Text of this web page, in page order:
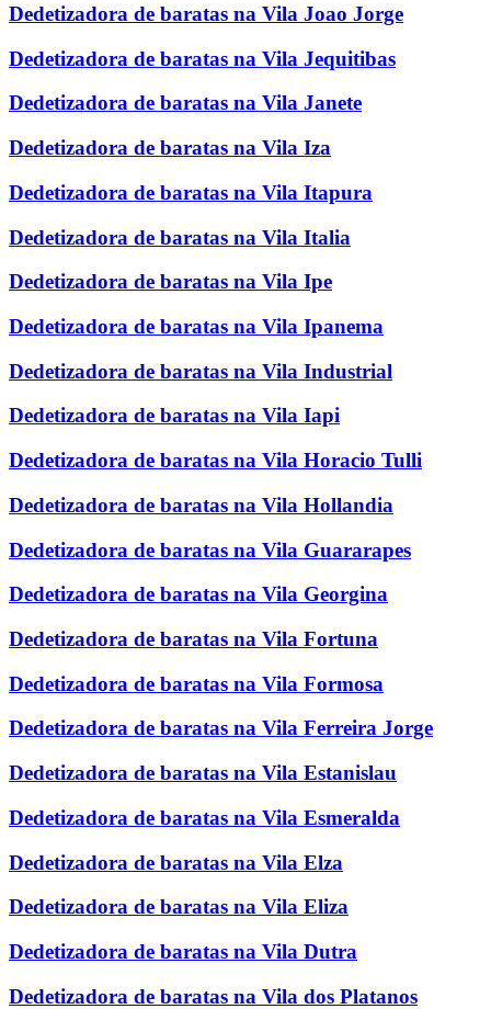
Dedetizadora de baratas na Vila Joao Jorge
Dedetizadora de baratas na Vila Jequitibas
Dedetizadora de baratas na Vila Janete
Dedetizadora de baratas na Vila Iza
Dedetizadora de baratas na Vila Itapura
Dedetizadora de baratas na Vila Italia
Dedetizadora de baratas na Vila Ipe
Dedetizadora de baratas na Vila Ipanema
Dedetizadora de baratas na Vila Industrial
Dedetizadora de baratas na Vila Iapi
Dedetizadora de baratas na Vila Horacio Tulli
Dedetizadora de baratas na Vila Hollandia
Dedetizadora de baratas na Vila Guararapes
Dedetizadora de baratas na Vila Georgina
Dedetizadora de baratas na Vila Fortuna
Dedetizadora de baratas na Vila Formosa
Dedetizadora de baratas na Vila Ferreira Jorge
Dedetizadora de baratas na Vila Estanislau
Dedetizadora de baratas na Vila Esmeralda
Dedetizadora de baratas na Vila Elza
Dedetizadora de baratas na Vila Eliza
Dedetizadora de baratas na Vila Dutra
Dedetizadora de baratas na Vila dos Platanos